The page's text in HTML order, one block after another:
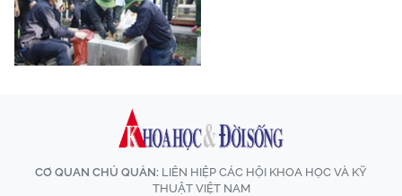
CƠ QUAN CHỦ QUẢN: LIÊN HIỆP CÁC HỘI KHOA HỌC VÀ KỸ
THUẬT VIỆT NAM